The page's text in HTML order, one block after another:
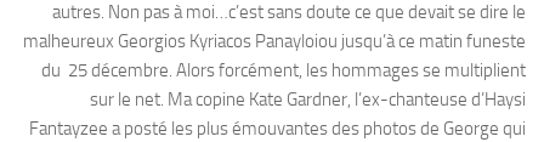
autres. Non pas à moi…c’est sans doute ce que devait se dire le
malheureux Georgios Kyriacos Panayloiou jusqu’à ce matin funeste
du 25 décembre. Alors forcément, les hommages se multiplient
sur le net. Ma copine Kate Gardner, l’ex-chanteuse d’Haysi
Fantayzee a posté les plus émouvantes des photos de George qui